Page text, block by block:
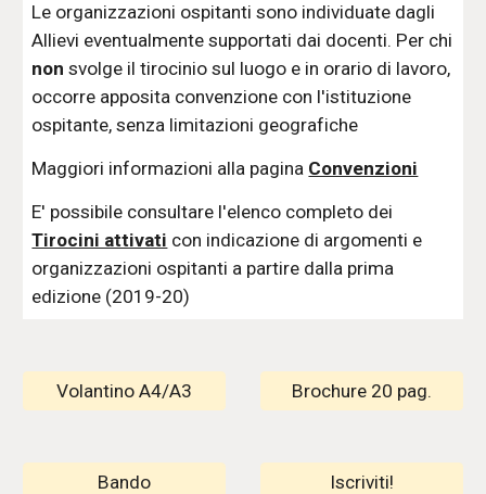
Le organizzazioni ospitanti sono individuate dagli
Allievi eventualmente supportati dai docenti. Per chi
nonsvolge il tirocinio sul luogo e in orario di lavoro,
occorre apposita convenzione con l'istituzione
ospitante, senza limitazioni geografiche
Maggiori informazioni alla pagina Convenzioni
E' possibile consultare l'elenco completo dei
Tirocini attivati con indicazione di argomenti e
organizzazioni ospitanti a partire dalla prima
edizione (2019-20)
Volantino A4/A3 Brochure 20 pag.
Bando Iscriviti!